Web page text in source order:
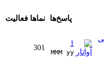
پاسخ‌ها نماها فعالیت
1
MMM yy
301